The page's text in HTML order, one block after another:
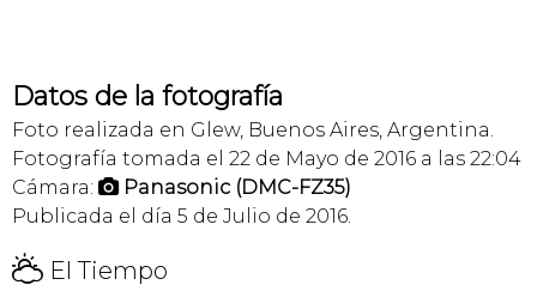
Datos de la fotografía
Foto realizada en Glew, Buenos Aires, Argentina.
Fotografía tomada el 22 de Mayo de 2016 a las 22:04
Cámara:  Panasonic (DMC-FZ35)
Publicada el día 5 de Julio de 2016.
H El Tiempo